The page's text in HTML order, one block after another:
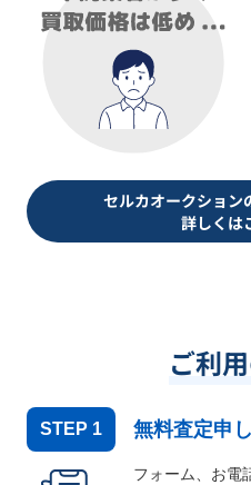
セルカオークション
詳しくは
ご利
STEP 1 無料査定申
フォーム、お電